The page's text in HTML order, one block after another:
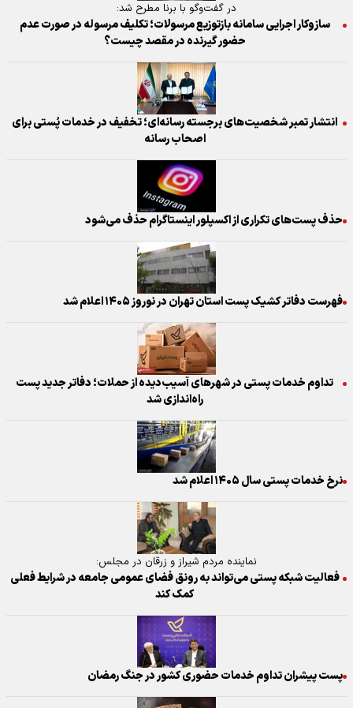
در گفت‌وگو با برنا مطرح شد:
سازوکار اجرایی سامانه بازتوزیع مرسولات؛ تکلیف مرسوله در صورت عدم
حضور گیرنده در مقصد چیست؟
انتشار تمبر شخصیت‌های برجسته رسانه‌ای؛ تخفیف در خدمات پُستی برای
اصحاب رسانه
حذف پست‌های تکراری از اکسپلور اینستاگرام حذف می‌شود
فهرست دفاتر کشیک پست استان تهران در نوروز ۱۴۰۵ اعلام شد
تداوم خدمات پستی در شهر‌های آسیب‌دیده از حملات؛ دفاتر جدید پست
راه‌اندازی شد
نرخ خدمات پستی سال ۱۴۰۵ اعلام شد
نماینده مردم شیراز و زرقان در مجلس:
فعالیت شبکه پستی می‌تواند به رونق فضای عمومی جامعه در شرایط فعلی
کمک کند
پست پیشران تداوم خدمات حضوری کشور در جنگ رمضان